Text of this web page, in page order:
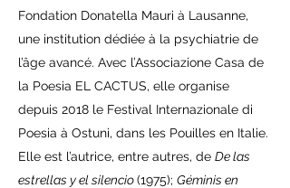
Fondation Donatella Mauri à Lausanne,
une institution dédiée à la psychiatrie de
l’âge avancé. Avec l’Associazione Casa de
la Poesia EL CACTUS, elle organise
depuis 2018 le Festival Internazionale di
Poesia à Ostuni, dans les Pouilles en Italie.
Elle est l’autrice, entre autres, de De las
estrellas y el silencio(1975); Géminis en